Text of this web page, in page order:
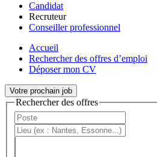
Candidat
Recruteur
Conseiller professionnel
Accueil
Rechercher des offres d’emploi
Déposer mon CV
Votre prochain job
Rechercher des offres